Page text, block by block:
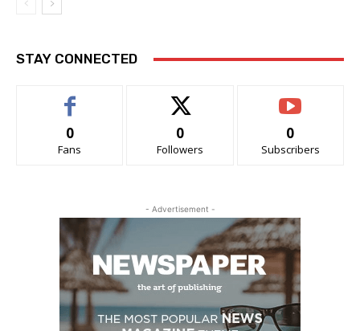
STAY CONNECTED
0
Fans
0
Followers
0
Subscribers
- Advertisement -